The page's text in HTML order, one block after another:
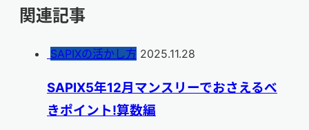
関連記事
SAPIXの活かし方 2025.11.28
SAPIX5年12月マンスリーでおさえるべ
きポイント!算数編